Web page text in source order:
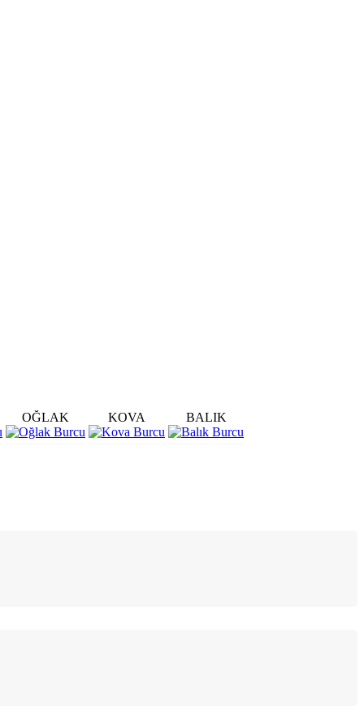
OĞLAK KOVA BALIK